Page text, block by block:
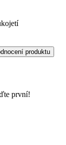
produktu
první!